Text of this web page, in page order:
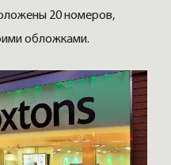
20 номеров,
обложками.